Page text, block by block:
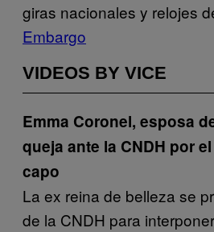
giras nacionales y relojes
Embargo
VIDEOS BY VICE
Emma Coronel, esposa
queja ante la CNDH por
capo
La ex reina de belleza se
de la CNDH para